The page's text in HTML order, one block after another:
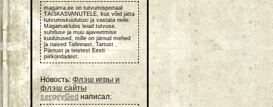
magama.ee on tutvumisportaal
TÄISKASVANUTELE, kus võid jätta
tutvumiskuulutusi ja vastata neile.
Magamaklubis leiad tutvuse,
suhtluse ja muu ajaveetmise
kuulutused, mille on jätnud mehed
ja naised Tallinnast, Tartust ,
Pärnust ja teistest Eesti
piirkondadest.
Новость:Флэш игры и
флэш сайты
sergeyGed написал: